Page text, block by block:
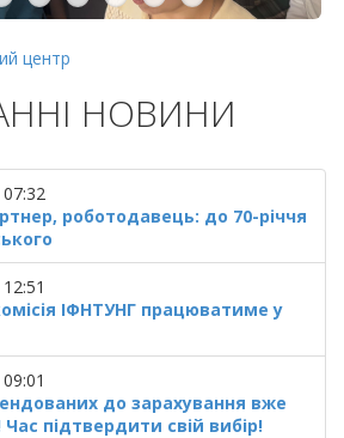
центр
НОВИНИ
роботодавець: до 70-річчя
ІФНТУНГ працюватиме у
до зарахування вже
підтвердити свій вибір!